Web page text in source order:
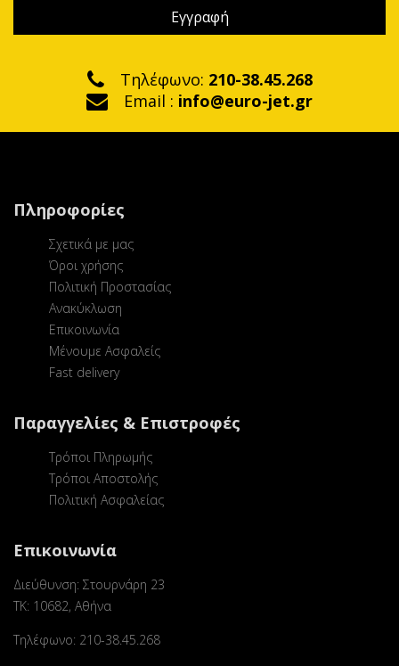
Τηλέφωνο: 210-38.45.268
Email : info@euro-jet.gr
Πληροφορίες
Σχετικά με μας
Όροι χρήσης
Πολιτική Προστασίας
Ανακύκλωση
Επικοινωνία
Μένουμε Ασφαλείς
Fast delivery
Παραγγελίες & Επιστροφές
Τρόποι Πληρωμής
Τρόποι Αποστολής
Πολιτική Ασφαλείας
Επικοινωνία
Διεύθυνση: Στουρνάρη 23
ΤΚ: 10682, Αθήνα
Τηλέφωνο: 210-38.45.268